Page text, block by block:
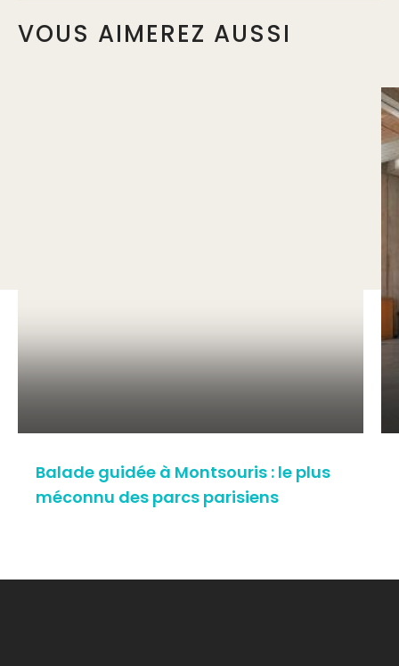
VOUS AIMEREZ AUSSI
Balade guidée à Montsouris : le plus
méconnu des parcs parisiens